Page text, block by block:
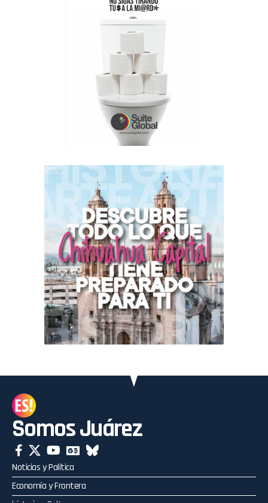
Somos Juárez
Noticias y Política
Economía y Frontera